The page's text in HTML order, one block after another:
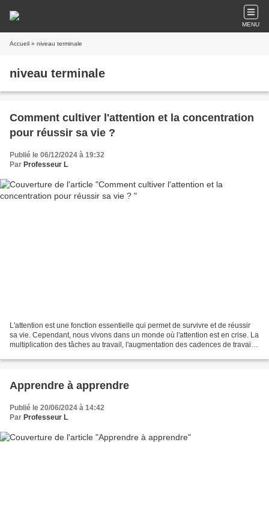
MENU
Accueil » niveau terminale
niveau terminale
Comment cultiver l'attention et la concentration
pour réussir sa vie ?
Publié le 06/12/2024 à 19:32
Par Professeur L
L'attention est une fonction essentielle qui permet de survivre et de réussir
sa vie. Cependant, nous vivons dans un monde où l'attention est en crise. La
multiplication des tâches au travail, l'augmentation des cadences de travail,
Apprendre à apprendre
Publié le 20/06/2024 à 14:42
Par Professeur L